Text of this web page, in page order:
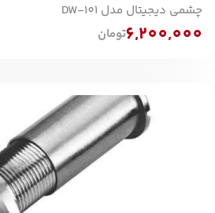
چشمی دیجیتال مدل DW-101
6,200,000تومان